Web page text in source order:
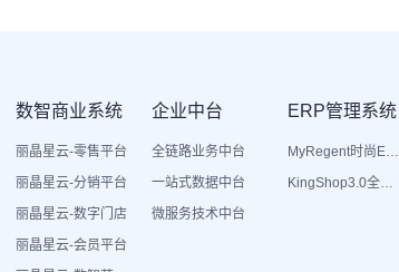
数智商业系统
丽晶星云-零售平台
丽晶星云-分销平台
丽晶星云-数字门店
丽晶星云-会员平台
企业中台
全链路业务中台
一站式数据中台
微服务技术中台
ERP管理系统
MyRegent时尚ERP
KingShop3.0全渠道电商ERP